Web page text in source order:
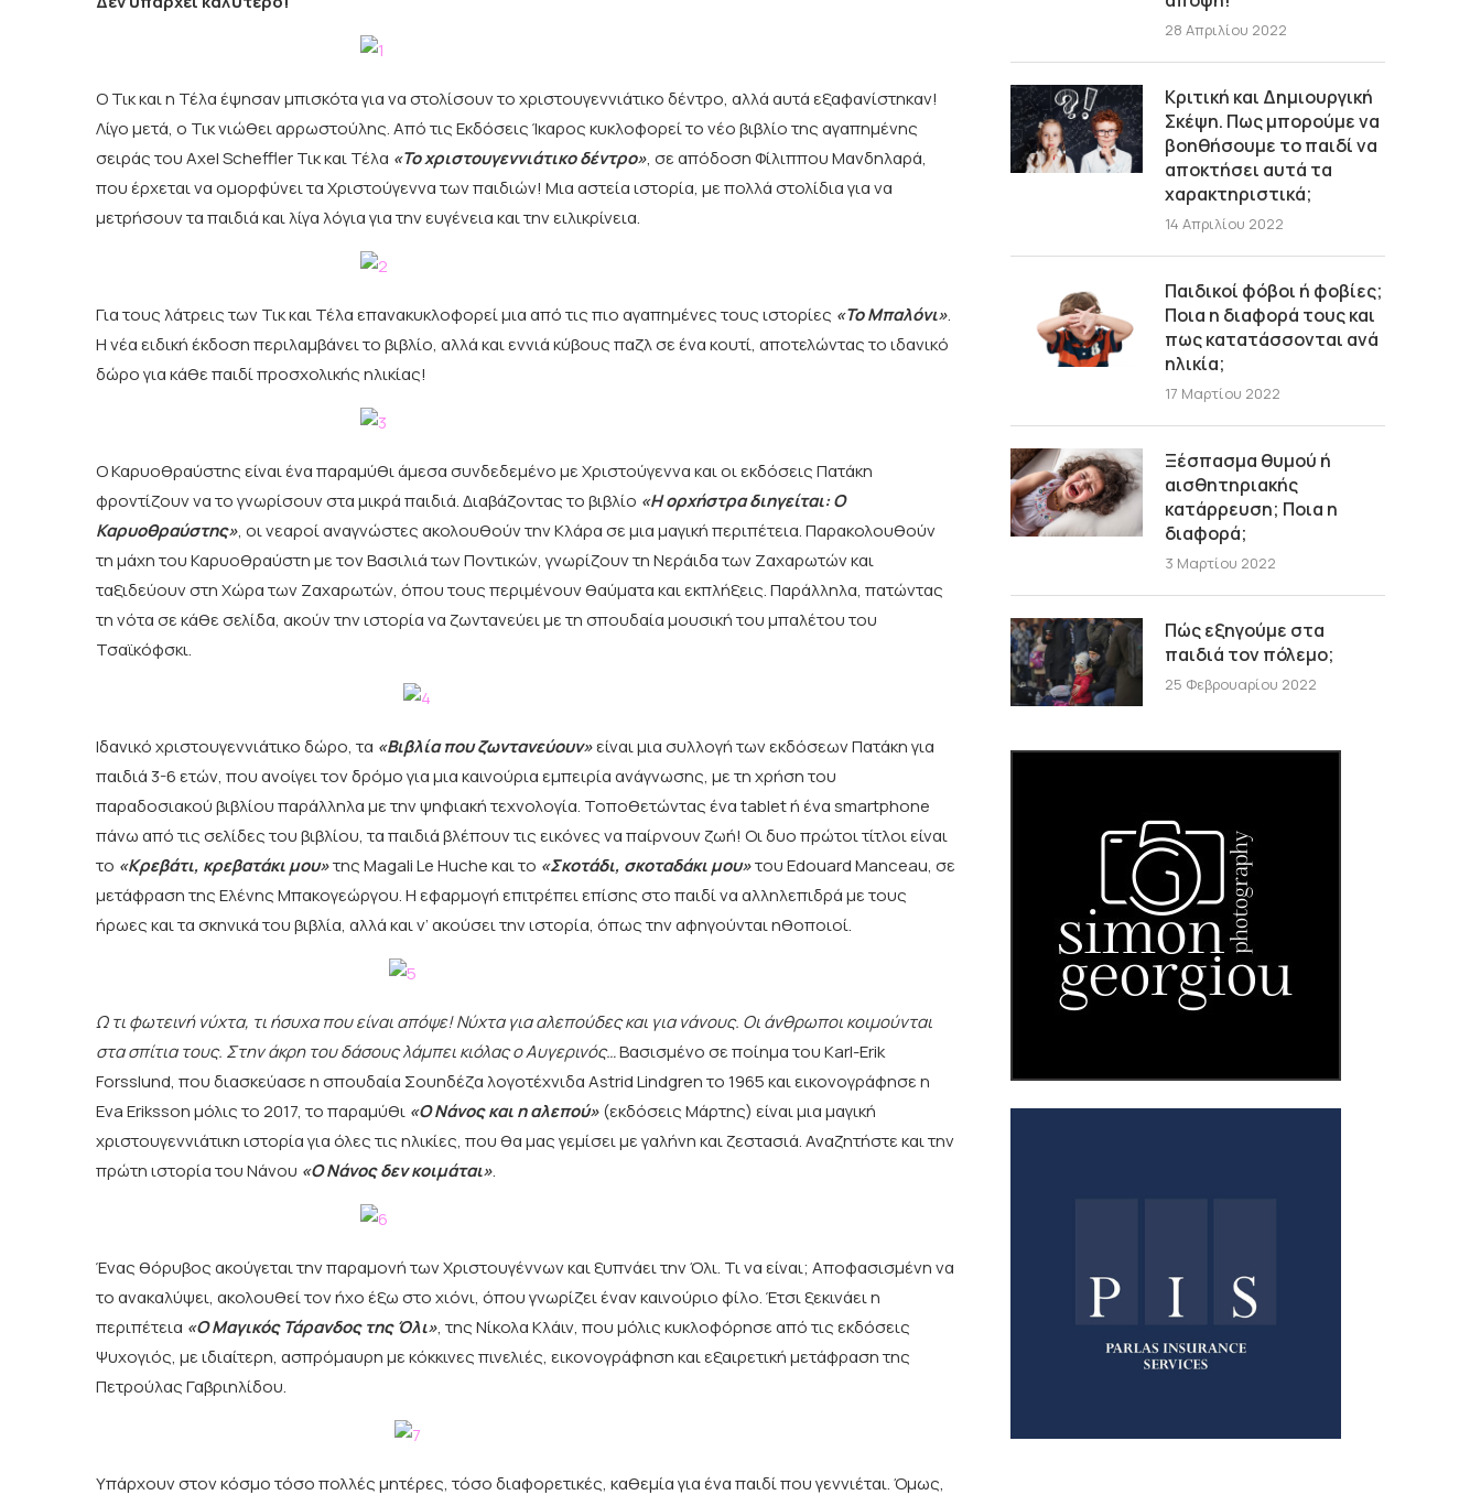
Ο Τικ και η Τέλα έψησαν μπισκότα για να στολίσουν το χριστουγεννιάτικο δέντρο, αλλά αυτά εξαφανίστηκαν!
Λίγο μετά, ο Τικ νιώθει αρρωστούλης. Από τις Εκδόσεις Ίκαρος κυκλοφορεί το νέο βιβλίο της αγαπημένης
σειράς του Axel Scheffler Τικ και Τέλα «Το χριστουγεννιάτικο δέντρο», σε απόδοση Φίλιππου Μανδηλαρά,
που έρχεται να ομορφύνει τα Χριστούγεννα των παιδιών! Μια αστεία ιστορία, με πολλά στολίδια για να
μετρήσουν τα παιδιά και λίγα λόγια για την ευγένεια και την ειλικρίνεια.
Για τους λάτρεις των Τικ και Τέλα επανακυκλοφορεί μια από τις πιο αγαπημένες τους ιστορίες «Το Μπαλόνι».
Η νέα ειδική έκδοση περιλαμβάνει το βιβλίο, αλλά και εννιά κύβους παζλ σε ένα κουτί, αποτελώντας το ιδανικό
δώρο για κάθε παιδί προσχολικής ηλικίας!
Ο Καρυοθραύστης είναι ένα παραμύθι άμεσα συνδεδεμένο με Χριστούγεννα και οι εκδόσεις Πατάκη
φροντίζουν να το γνωρίσουν στα μικρά παιδιά. Διαβάζοντας το βιβλίο «Η ορχήστρα διηγείται: Ο
Καρυοθραύστης», οι νεαροί αναγνώστες ακολουθούν την Κλάρα σε μια μαγική περιπέτεια. Παρακολουθούν
τη μάχη του Καρυοθραύστη με τον Βασιλιά των Ποντικών, γνωρίζουν τη Νεράιδα των Ζαχαρωτών και
ταξιδεύουν στη Χώρα των Ζαχαρωτών, όπου τους περιμένουν θαύματα και εκπλήξεις. Παράλληλα, πατώντας
τη νότα σε κάθε σελίδα, ακούν την ιστορία να ζωντανεύει με τη σπουδαία μουσική του μπαλέτου του
Τσαϊκόφσκι.
Ιδανικό χριστουγεννιάτικο δώρο, τα «Βιβλία που ζωντανεύουν»είναι μια συλλογή των εκδόσεων Πατάκη για
παιδιά 3-6 ετών, που ανοίγει τον δρόμο για μια καινούρια εμπειρία ανάγνωσης, με τη χρήση του
παραδοσιακού βιβλίου παράλληλα με την ψηφιακή τεχνολογία. Τοποθετώντας ένα tablet ή ένα smartphone
πάνω από τις σελίδες του βιβλίου, τα παιδιά βλέπουν τις εικόνες να παίρνουν ζωή! Οι δυο πρώτοι τίτλοι είναι
το «Κρεβάτι, κρεβατάκι μου»της Magali Le Huche και το «Σκοτάδι, σκοταδάκι μου»του Edouard Manceau, σε
μετάφραση της Ελένης Μπακογεώργου. Η εφαρμογή επιτρέπει επίσης στο παιδί να αλληλεπιδρά με τους
ήρωες και τα σκηνικά του βιβλία, αλλά και ν’ ακούσει την ιστορία, όπως την αφηγούνται ηθοποιοί.
Ω τι φωτεινή νύχτα, τι ήσυχα που είναι απόψε! Νύχτα για αλεπούδες και για νάνους. Οι άνθρωποι κοιμούνται
στα σπίτια τους. Στην άκρη του δάσους λάμπει κιόλας ο Αυγερινός…Βασισμένο σε ποίημα του Karl-Erik
Forsslund, που διασκεύασε η σπουδαία Σουηδέζα λογοτέχνιδα Astrid Lindgren το 1965 και εικονογράφησε η
Eva Eriksson μόλις το 2017, το παραμύθι «Ο Νάνος και η αλεπού»(εκδόσεις Μάρτης) είναι μια μαγική
χριστουγεννιάτικη ιστορία για όλες τις ηλικίες, που θα μας γεμίσει με γαλήνη και ζεστασιά. Αναζητήστε και την
πρώτη ιστορία του Νάνου «Ο Νάνος δεν κοιμάται».
Ένας θόρυβος ακούγεται την παραμονή των Χριστουγέννων και ξυπνάει την Όλι. Τι να είναι; Αποφασισμένη να
το ανακαλύψει, ακολουθεί τον ήχο έξω στο χιόνι, όπου γνωρίζει έναν καινούριο φίλο. Έτσι ξεκινάει η
περιπέτεια «Ο Μαγικός Τάρανδος της Όλι», της Νίκολα Κλάιν, που μόλις κυκλοφόρησε από τις εκδόσεις
Ψυχογιός, με ιδιαίτερη, ασπρόμαυρη με κόκκινες πινελιές, εικονογράφηση και εξαιρετική μετάφραση της
Πετρούλας Γαβριηλίδου.
Υπάρχουν στον κόσμο τόσο πολλές μητέρες, τόσο διαφορετικές, καθεμία για ένα παιδί που γεννιέται. Όμως,
28 Απριλίου 2022
Κριτική και Δημιουργική
Σκέψη. Πως μπορούμε να
βοηθήσουμε το παιδί να
αποκτήσει αυτά τα
χαρακτηριστικά;
14 Απριλίου 2022
Παιδικοί φόβοι ή φοβίες;
Ποια η διαφορά τους και
πως κατατάσσονται ανά
ηλικία;
17 Μαρτίου 2022
Ξέσπασμα θυμού ή
αισθητηριακής
κατάρρευση; Ποια η
διαφορά;
3 Μαρτίου 2022
Πώς εξηγούμε στα
παιδιά τον πόλεμο;
25 Φεβρουαρίου 2022